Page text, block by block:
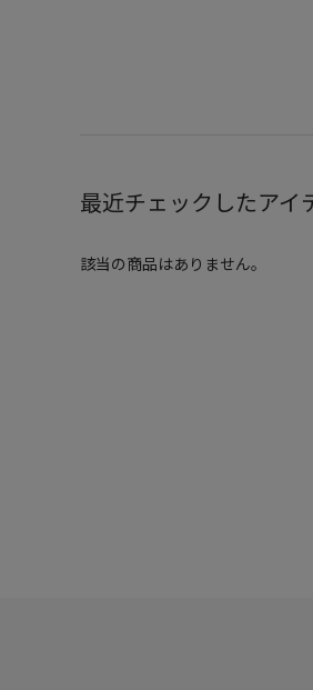
最近チェックしたアイ
該当の商品はありません。